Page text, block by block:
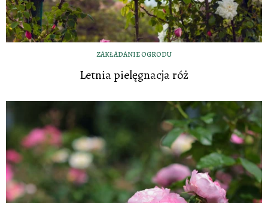
ZAKŁADANIE OGRODU
Letnia pielęgnacja róż